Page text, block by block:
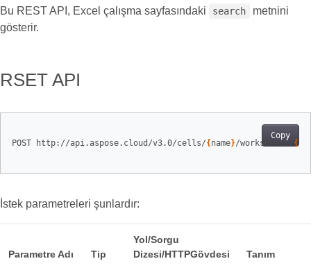
Bu REST API, Excel çalışma sayfasındaki search
metnini
gösterir.
RSET API
Copy
POST http://api.aspose.cloud/v3.0/cells/{ name}/worksheets/ {
İstek parametreleri şunlardır:
Parametre Adı Tip
Yol/Sorgu
Dizesi/HTTPGövdesi
Tanım